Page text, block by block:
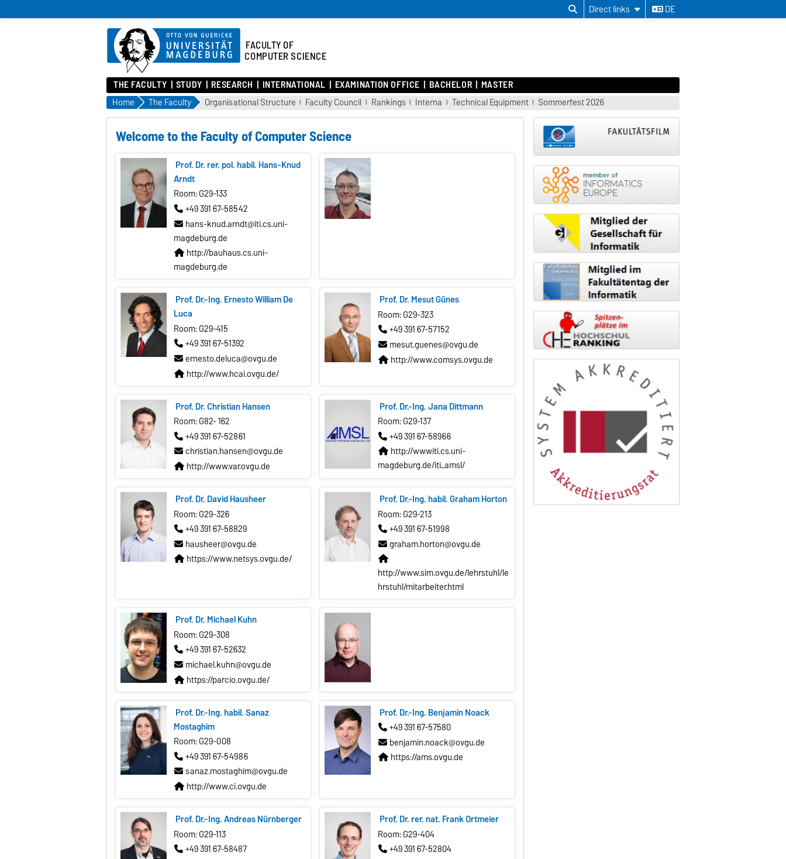
Direct links DE
FACULTY OF
COMPUTER SCIENCE
THE FACULTY STUDY RESEARCH INTERNATIONAL EXAMINATION OFFICE BACHELOR MASTER
Home The Faculty Organisational Structure Faculty Council Rankings Interna Technical Equipment Sommerfest 2026
Welcome to the Faculty of Computer Science
Prof. Dr. rer. pol. habil. Hans-Knud
Arndt
Room: G29-133
+49 391 67-58542
hans-knud.arndt@iti.cs.uni-
magdeburg.de
http://bauhaus.cs.uni-
magdeburg.de
Prof. Dr.-Ing. Ernesto William De
Luca
Room: G29-415
+49 391 67-51392
ernesto.deluca@ovgu.de
http://www.hcai.ovgu.de/
Prof. Dr. Mesut Günes
Room: G29-323
+49 391 67-57152
mesut.guenes@ovgu.de
http://www.comsys.ovgu.de
Prof. Dr. Christian Hansen
Room: G82- 162
+49 391 67-52861
christian.hansen@ovgu.de
http://www.var.ovgu.de
Prof. Dr.-Ing. Jana Dittmann
Room: G29-137
+49 391 67-58966
http://wwwiti.cs.uni-
magdeburg.de/iti_amsl/
Prof. Dr. David Hausheer
Room: G29-326
+49 391 67-58829
hausheer@ovgu.de
https://www.netsys.ovgu.de/
Prof. Dr.-Ing. habil. Graham Horton
Room: G29-213
+49 391 67-51998
graham.horton@ovgu.de
http://www.sim.ovgu.de/lehrstuhl/le
hrstuhl/mitarbeiter.html
Prof. Dr. Michael Kuhn
Room: G29-308
+49 391 67-52632
michael.kuhn@ovgu.de
https://parcio.ovgu.de/
Prof. Dr.-Ing. habil. Sanaz
Mostaghim
Room: G29-008
+49 391 67-54986
sanaz.mostaghim@ovgu.de
http://www.ci.ovgu.de
Prof. Dr.-Ing. Benjamin Noack
+49 391 67-57580
benjamin.noack@ovgu.de
https://ams.ovgu.de
Prof. Dr.-Ing. Andreas Nürnberger
Room: G29-113
+49 391 67-58487
Prof. Dr. rer. nat. Frank Ortmeier
Room: G29-404
+49 391 67-52804